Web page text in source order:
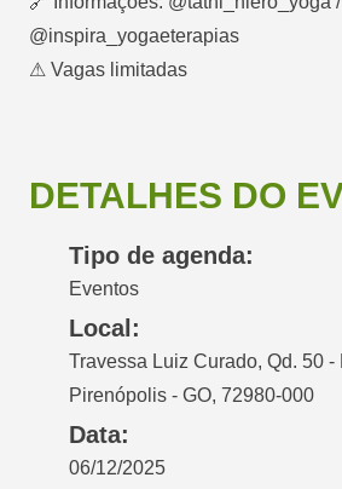
@inspira_yogaeterapias
⚠ Vagas limitadas
DETALHES DO
Tipo de agenda:
Eventos
Local:
Travessa Luiz Curado, Qd. 50 -
Pirenópolis - GO, 72980-000
Data:
06/12/2025